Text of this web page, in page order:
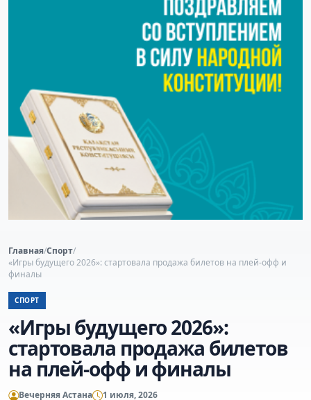
Главная/Спорт/
«Игры будущего 2026»: стартовала продажа билетов на плей-офф и
финалы
СПОРТ
«Игры будущего 2026»:
стартовала продажа билетов
на плей-офф и финалы
Вечерняя Астана 1 июля, 2026